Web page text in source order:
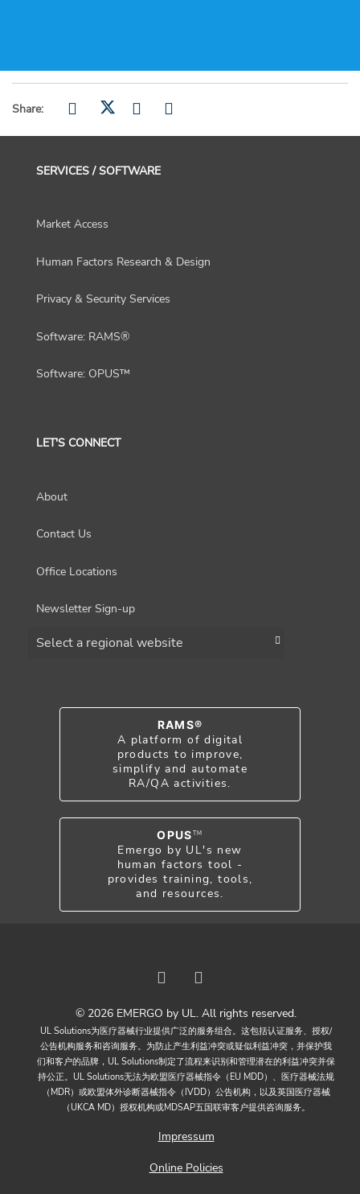
Share:
SERVICES / SOFTWARE
Market Access
Human Factors Research & Design
Privacy & Security Services
Software: RAMS®
Software: OPUS™
LET'S CONNECT
About
Contact Us
Office Locations
Newsletter Sign-up
RAMS®
A platform of digital
products to improve,
simplify and automate
RA/QA activities.
OPUS TM
Emergo by UL's new
human factors tool -
provides training, tools,
and resources.
© 2026 EMERGO by UL. All rights reserved.
UL Solutions为医疗器械行业提供广泛的服务组合。这包括认证服务、授权/
公告机构服务和咨询服务。为防止产生利益冲突或疑似利益冲突，并保护我
们和客户的品牌，UL Solutions制定了流程来识别和管理潜在的利益冲突并保
持公正。UL Solutions无法为欧盟医疗器械指令（EU MDD）、医疗器械法规
（MDR）或欧盟体外诊断器械指令（IVDD）公告机构，以及英国医疗器械
（UKCA MD）授权机构或MDSAP五国联审客户提供咨询服务。
Impressum
Online Policies